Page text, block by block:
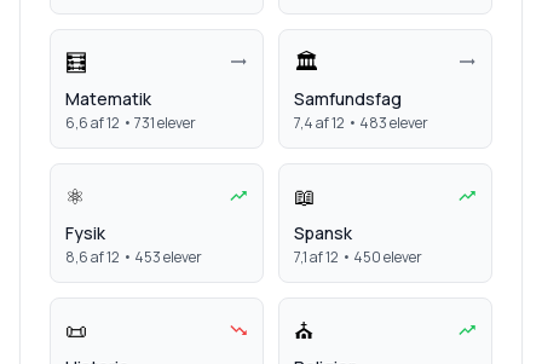
🧮
Matematik
6,6af 12 • 731elever
🏛️
Samfundsfag
7,4af 12 • 483elever
⚛️
Fysik
8,6af 12 • 453elever
📖
Spansk
7,1af 12 • 450elever
📜 ⛪